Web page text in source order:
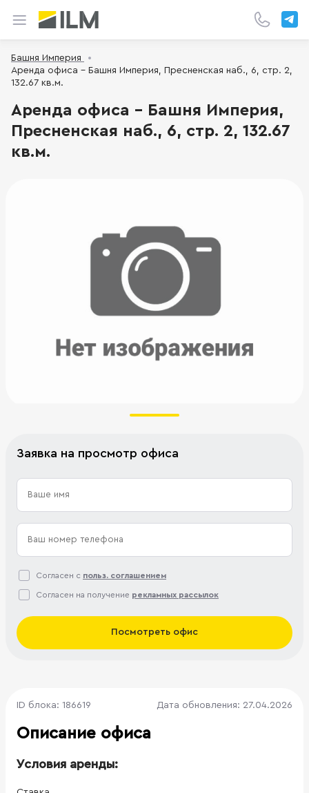
Башня Империя
Аренда офиса - Башня Империя, Пресненская наб., 6, стр. 2,
132.67 кв.м.
Аренда офиса - Башня Империя,
Пресненская наб., 6, стр. 2, 132.67
кв.м.
Заявка на просмотр офиса
Согласен с польз. соглашением
Согласен на получение рекламных рассылок
Посмотреть офис
ID блока: 186619 Дата обновления: 27.04.2026
Описание офиса
Условия аренды: